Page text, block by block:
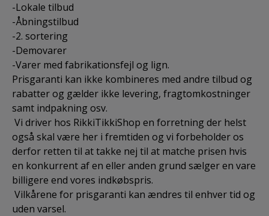
-Lokale tilbud
-Åbningstilbud
-2. sortering
-Demovarer
-Varer med fabrikationsfejl og lign.
Prisgaranti kan ikke kombineres med andre tilbud og
rabatter og gælder ikke levering, fragtomkostninger
samt indpakning osv.
Vi driver hos RikkiTikkiShop en forretning der helst
også skal være her i fremtiden og vi forbeholder os
derfor retten til at takke nej til at matche prisen hvis
en konkurrent af en eller anden grund sælger en vare
billigere end vores indkøbspris.
Vilkårene for prisgaranti kan ændres til enhver tid og
uden varsel.